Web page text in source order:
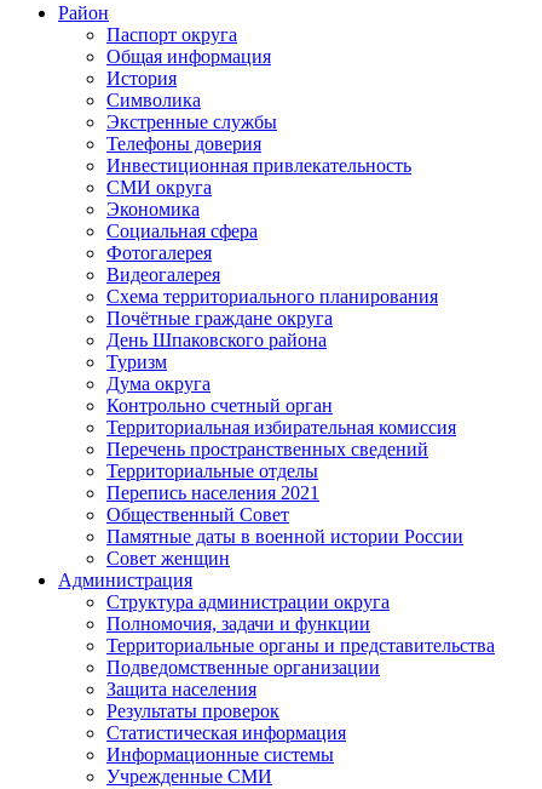
Район
Паспорт округа
Общая информация
История
Символика
Экстренные службы
Телефоны доверия
Инвестиционная привлекательность
СМИ округа
Экономика
Социальная сфера
Фотогалерея
Видеогалерея
Схема территориального планирования
Почётные граждане округа
День Шпаковского района
Туризм
Дума округа
Контрольно счетный орган
Территориальная избирательная комиссия
Перечень пространственных сведений
Территориальные отделы
Перепись населения 2021
Общественный Совет
Памятные даты в военной истории России
Совет женщин
Администрация
Структура администрации округа
Полномочия, задачи и функции
Территориальные органы и представительства
Подведомственные организации
Защита населения
Результаты проверок
Статистическая информация
Информационные системы
Учрежденные СМИ